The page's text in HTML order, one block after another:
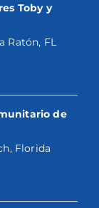
Toby y
Ratón, FL
de
Florida